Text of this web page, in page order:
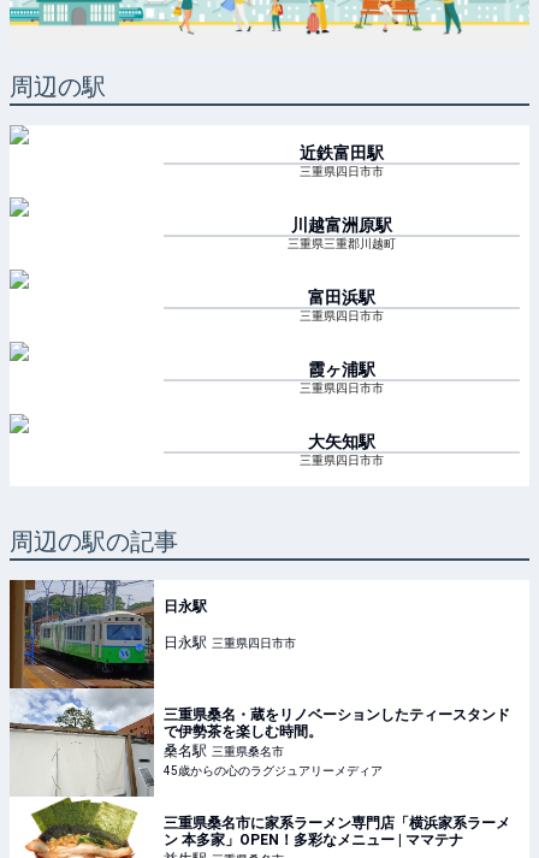
周辺の駅
近鉄富田駅
三重県四日市市
川越富洲原駅
三重県三重郡川越町
富田浜駅
三重県四日市市
霞ヶ浦駅
三重県四日市市
大矢知駅
三重県四日市市
周辺の駅の記事
日永駅
日永駅 三重県四日市市
三重県桑名・蔵をリノベーションしたティースタンド
で伊勢茶を楽しむ時間。
桑名駅 三重県桑名市
45歳からの心のラグジュアリーメディア
三重県桑名市に家系ラーメン専門店「横浜家系ラーメ
ン 本多家」OPEN！多彩なメニュー | ママテナ